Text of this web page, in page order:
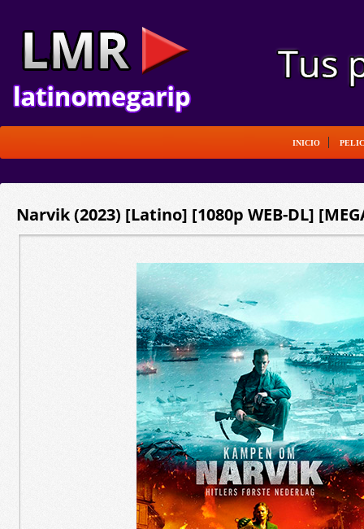
INICIO
Narvik (2023) [Latino] [1080p WEB-DL]